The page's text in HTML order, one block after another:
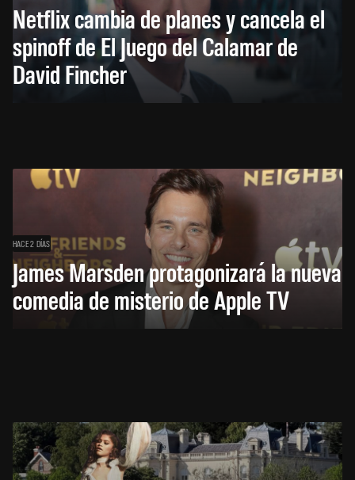
Netflix cambia de planes y cancela el
spinoff de El Juego del Calamar de
David Fincher
HACE 2 DÍAS
James Marsden protagonizará la nueva
comedia de misterio de Apple TV